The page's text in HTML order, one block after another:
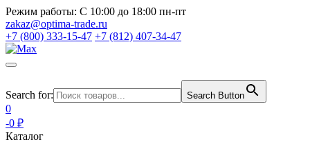
Режим работы: С 10:00 до 18:00 пн-пт
zakaz@optima-trade.ru
+7 (800) 333-15-47 +7 (812) 407-34-47
Search for: Search Button
0
-0 ₽
Каталог